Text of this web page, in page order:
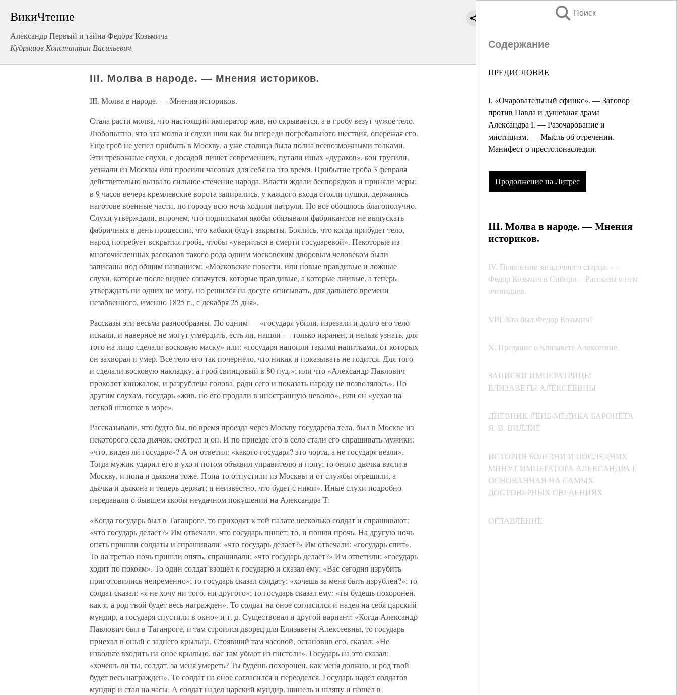
ВикиЧтение
Александр Первый и тайна Федора Козьмича
Кудряшов Константин Васильевич
Поиск
Содержание
ПРЕДИСЛОВИЕ
I. «Очаровательный сфинкс». — Заговор
против Павла и душевная драма
Александра I. — Разочарование и
мистицизм. — Мысль об отречении. —
Манифест о престолонаследии.
Продолжение на Литрес
III. Молва в народе. — Мнения
историков.
IV. Появление загадочного старца. —
Федор Козьмич в Сибири. - Рассказы о нем
очевидцев.
VIII. Кто был Федор Козьмич?
X. Предание о Елизавете Алексеевне.
ЗАПИСКИ ИМПЕРАТРИЦЫ
ЕЛИЗАВЕТЫ АЛЕКСЕЕВНЫ
ДНЕВНИК ЛЕИБ-МЕДИКА БАРОНЕТА
Я. В. ВИЛЛИЕ
ИСТОРИЯ БОЛЕЗНИ И ПОСЛЕДНИХ
МИНУТ ИМПЕРАТОРА АЛЕКСАНДРА I,
ОСНОВАННАЯ НА САМЫХ
ДОСТОВЕРНЫХ СВЕДЕНИЯХ
ОГЛАВЛЕНИЕ
III. Молва в народе. — Мнения историков.
III. Молва в народе. — Мнения историков.
Стала расти молва, что настоящий император жив, но скрывается, а в гробу везут чужое тело.
Любопытно, что эта молва и слухи шли как бы впереди погребального шествия, опережая его.
Еще гроб не успел прибыть в Москву, а уже столица была полна всевозможными толками.
Эти тревожные слухи, с досадой пишет современник, пугали иных «дураков», кои трусили,
уезжали из Москвы или просили часовых для себя на это время. Прибытие гроба 3 февраля
действительно вызвало сильное стечение народа. Власти ждали беспорядков и приняли меры:
в 9 часов вечера кремлевские ворота запирались, у каждого входа стояли пушки, держались
наготове военные части, по городу всю ночь ходили патрули. Но все обошлось благополучно.
Слухи утверждали, впрочем, что подписками якобы обязывали фабрикантов не выпускать
фабричных в день процессии, что кабаки будут закрыты. Боялись, что когда прибудет тело,
народ потребует вскрытия гроба, чтобы «увериться в смерти государевой». Некоторые из
многочисленных рассказов такого рода одним московским дворовым человеком были
записаны под общим названием: «Московские повести, или новые правдивые и ложные
слухи, которые после виднее означутся, которые правдивые, а которые лживые, а теперь
утверждать ни одних не могу, но решился на досуге описывать, для дальнего времени
незабвенного, именно 1825 г., с декабря 25 дня».
Рассказы эти весьма разнообразны. По одним — «государя убили, изрезали и долго его тело
искали, и наверное не могут утвердить, есть ли, нашли — только изранен, и нельзя узнать, для
того на лицо сделали восковую маску» или: «государя напоили такими напитками, от которых
он захворал и умер. Все тело его так почернело, что никак и показывать не годится. Для того
и сделали восковую накладку; а гроб свинцовый в 80 пуд.»; или что «Александр Павлович
проколот кинжалом, и разрублена голова, ради сего и показать народу не позволялось». По
другим слухам, государь «жив, но его продали в иностранную неволю», или он «уехал на
легкой шлюпке в море».
Рассказывали, что будто бы, во время проезда через Москву государева тела, был в Москве из
некоторого села дьячок; смотрел и он. И по приезде его в село стали его спрашивать мужики:
«что, видел ли государя»? А он ответил: «какого государя? это чорта, а не государя везли».
Тогда мужик ударил его в ухо и потом объявил управителю и попу; то оного дьячка взяли в
Москву, и попа и дьякона тоже. Попа-то отпустили из Москвы и от службы отрешили, а
дьячка и дьякона и теперь держат; и неизвестно, что будет с ними». Иные слухи подробно
передавали о бывшем якобы неудачном покушении на Александра Т:
«Когда государь был в Таганроге, то приходят к той палате несколько солдат и спрашивают:
«что государь делает?» Им отвечали, что государь пишет; то, и пошли прочь. На другую ночь
опять пришли солдаты и спрашивали: «что государь делает?» Им отвечали: «государь спит».
То на третью ночь пришли опять, спрашивали: «что государь делает?» Им ответили: «государь
ходит по покоям». То один солдат взошел к государю и сказал ему: «Вас сегодня изрубить
приготовились непременно»; то государь сказал солдату: «хочешь за меня быть изрублен?»; то
солдат сказал: «я не хочу ни того, ни другого»; то государь сказал ему: «ты будешь похоронен,
как я, а род твой будет весь награжден». То солдат на оное согласился и надел на себя царский
мундир, а государя спустили в окно» и т. д. Существовал и другой вариант: «Когда Александр
Павлович был в Таганроге, и там строился дворец для Елизаветы Алексеевны, то государь
приехал в оный с заднего крыльца. Стоявший там часовой, остановив его, сказал: «Не
извольте входить на оное крыльцо, вас там убьют из пистоли». Государь на это сказал:
«хочешь ли ты, солдат, за меня умереть? Ты будешь похоронен, как меня должно, и род твой
будет весь награжден». То солдат на оное согласился и переоделся. Государь надел солдатов
мундир и стал на часы. А солдат надел царский мундир, шинель и шляпу и пошел в